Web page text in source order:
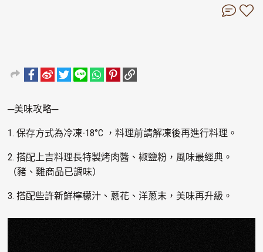
─美味攻略─
1. 保存方式為冷凍-18°C ，料理前請解凍後再進行料理。
2. 搭配上吉料理長特製烤肉醬、椒鹽粉，風味最經典。
（豬、雞商品已調味）
3. 搭配些許新鮮檸檬汁、蔥花、洋蔥末，美味再升級。